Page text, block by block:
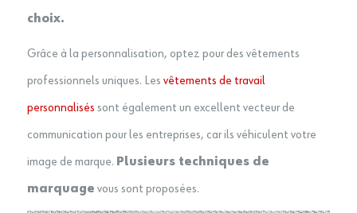
choix.
Grâce à la personnalisation, optez pour des vêtements
professionnels uniques. Les vêtements de travail
personnalisés sont également un excellent vecteur de
communication pour les entreprises, car ils véhiculent votre
image de marque. Plusieurs techniques de
marquage vous sont proposées.